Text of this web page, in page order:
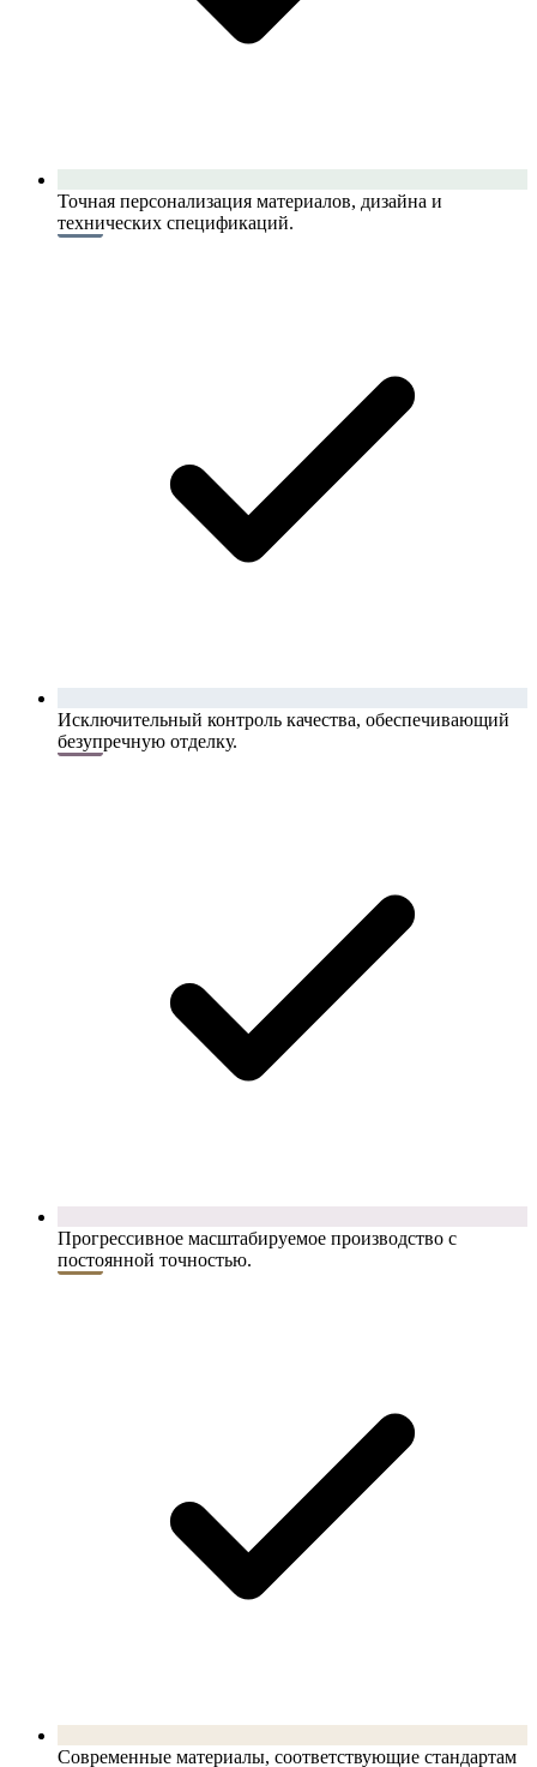
Точная персонализация материалов, дизайна и
технических спецификаций.
Исключительный контроль качества, обеспечивающий
безупречную отделку.
Прогрессивное масштабируемое производство с
постоянной точностью.
Современные материалы, соответствующие стандартам